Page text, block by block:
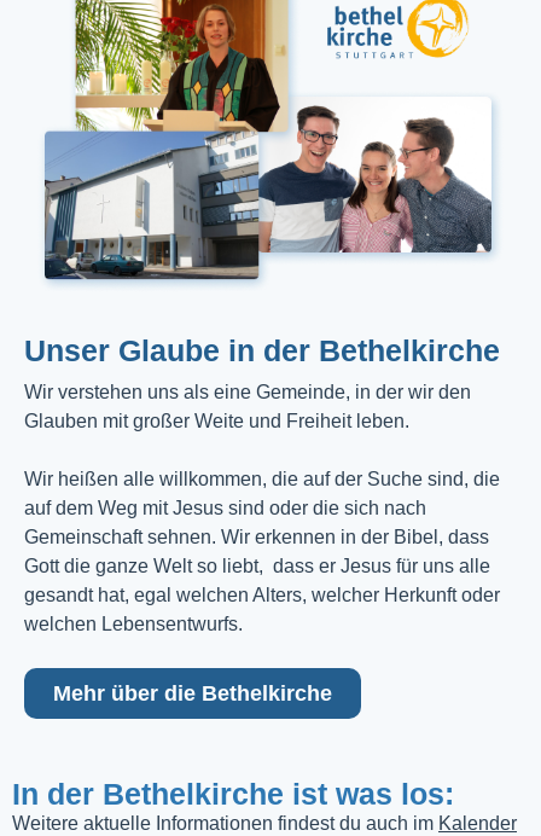
Unser Glaube in der Bethelkirche
Wir verstehen uns als eine Gemeinde, in der wir den
Glauben mit großer Weite und Freiheit leben.
Wir heißen alle willkommen, die auf der Suche sind, die
auf dem Weg mit Jesus sind oder die sich nach
Gemeinschaft sehnen. Wir erkennen in der Bibel, dass
Gott die ganze Welt so liebt, dass er Jesus für uns alle
gesandt hat, egal welchen Alters, welcher Herkunft oder
welchen Lebensentwurfs.
Mehr über die Bethelkirche
In der Bethelkirche ist was los:
Weitere aktuelle Informationen findest du auch im Kalender